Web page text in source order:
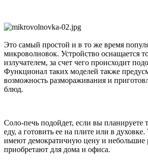
Это самый простой и в то же время
микроволновок. Устройство оснащается
излучателем, за счет чего происходит
Функционал таких моделей также
возможность размораживания и
блюд.
Соло-печь подойдет, если вы планируете
еду, а готовить ее на плите или в
имеют демократичную цену и небольшие
приобретают для дома и офиса.